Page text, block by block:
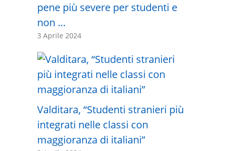
pene più severe per studenti e
non …
3 Aprile 2024
Valditara, “Studenti stranieri più
integrati nelle classi con
maggioranza di italiani”